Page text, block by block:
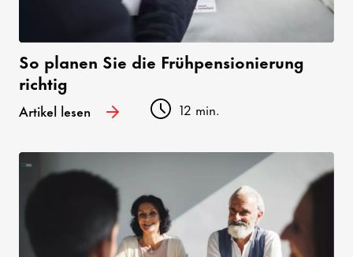
So planen Sie die Frühpensionierung
richtig
Artikel lesen 12 min.